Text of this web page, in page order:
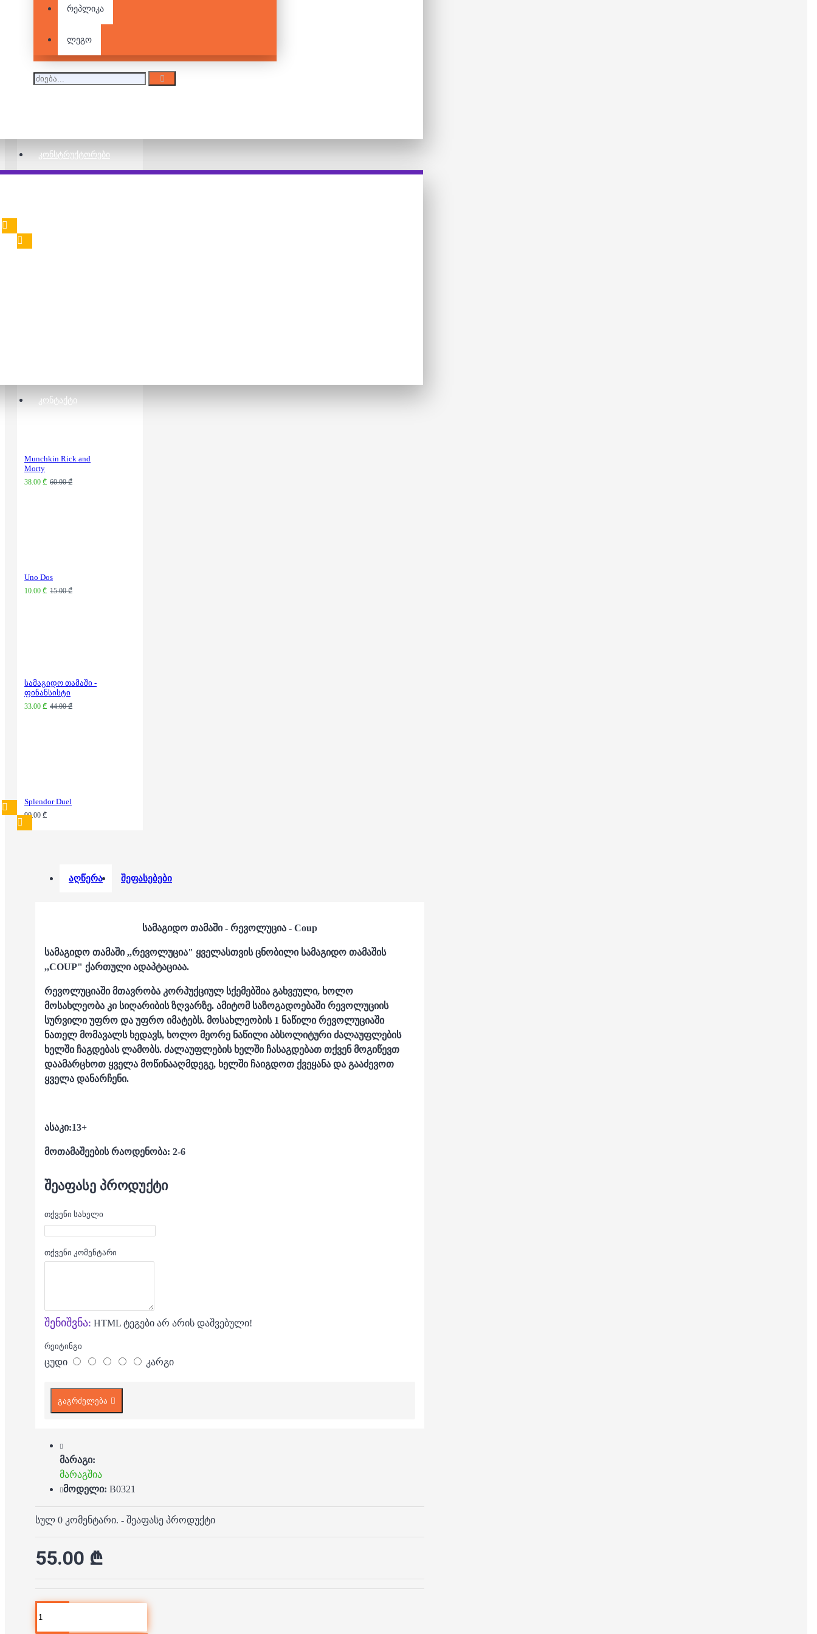
ᲙᲝᲜᲡᲢᲠᲣᲥᲢᲝᲠᲔᲑᲘ
ᲙᲝᲜᲢᲐᲥᲢᲘ
რეპლიკა
ლეგო
48.00 ₾
65.00 ₾
Munchkin Rick and
Morty
38.00 ₾ 60.00 ₾
Uno Dos
10.00 ₾ 15.00 ₾
სამაგიდო თამაში -
ფინანსისტი
33.00 ₾ 44.00 ₾
Splendor Duel
90.00 ₾
აღწერა შეფასებები
სამაგიდო თამაში - რევოლუცია - Coup
სამაგიდო თამაში ,,რევოლუცია" ყველასთვის ცნობილი სამაგიდო თამაშის
,,COUP" ქართული ადაპტაციაა.
რევოლუციაში მთავრობა კორპუქციულ სქემებშია გახვეული, ხოლო
მოსახლეობა კი სიღარიბის ზღვარზე. ამიტომ საზოგადოებაში რევოლუციის
სურვილი უფრო და უფრო იმატებს. მოსახლეობის 1 ნაწილი რევოლუციაში
ნათელ მომავალს ხედავს, ხოლო მეორე ნაწილი აბსოლიტური ძალაუფლების
ხელში ჩაგდებას ლამობს. ძალაუფლების ხელში ჩასაგდებათ თქვენ მოგიწევთ
დაამარცხოთ ყველა მოწინააღმდეგე, ხელში ჩაიგდოთ ქვეყანა და გააძევოთ
ყველა დანარჩენი.
ასაკი:13+
მოთამაშეების რაოდენობა: 2-6
ᲨᲔᲐᲤᲐᲡᲔ ᲞᲠᲝᲓᲣᲥᲢᲘ
თქვენი სახელი
თქვენი კომენტარი
შენიშვნა: HTML ტეგები არ არის დაშვებული!
რეიტინგი
ცუდი კარგი
გაგრძელება
მარაგი:
მარაგშია
მოდელი: B0321
სულ 0 კომენტარი. - შეაფასე პროდუქტი
55.00 ₾